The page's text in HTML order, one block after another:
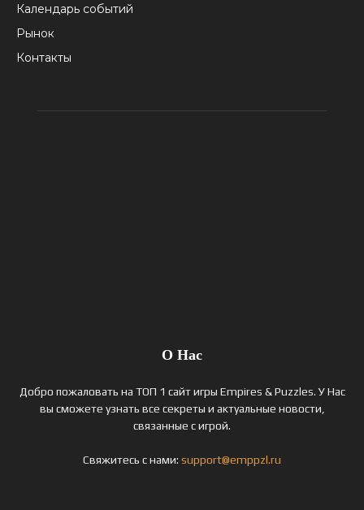
Календарь событий
Рынок
Контакты
О Нас
Добро пожаловать на ТОП 1 сайт игры Empires & Puzzles. У Нас
вы сможете узнать все секреты и актуальные новости,
связанные с игрой.
Свяжитесь с нами: support@emppzl.ru